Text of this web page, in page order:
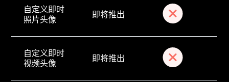
自定义即时
照片头像
即将推出
自定义即时
视频头像
即将推出